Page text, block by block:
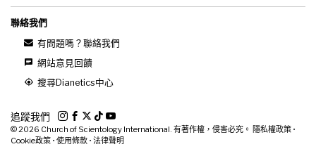
聯絡我們
有問題嗎？聯絡我們
網站意見回饋
搜尋Dianetics中心
追蹤我們
© 2026 Church of Scientology International. 有著作權，侵害必究。 隱私權政策 •
Cookie政策 • 使用條款 • 法律聲明